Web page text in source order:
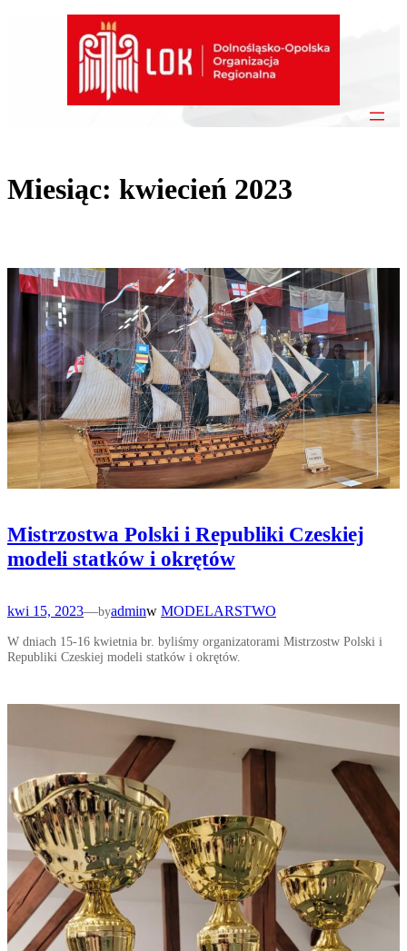
Miesiąc: kwiecień 2023
Mistrzostwa Polski i Republiki Czeskiej
modeli statków i okrętów
kwi 15, 2023—byadminw MODELARSTWO
W dniach 15-16 kwietnia br. byliśmy organizatorami Mistrzostw Polski i
Republiki Czeskiej modeli statków i okrętów.